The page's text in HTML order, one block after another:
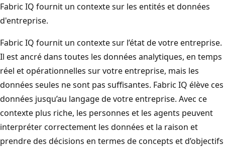
Fabric IQ fournit un contexte sur les entités et données
d'entreprise.
Fabric IQ fournit un contexte sur l’état de votre entreprise.
Il est ancré dans toutes les données analytiques, en temps
réel et opérationnelles sur votre entreprise, mais les
données seules ne sont pas suffisantes. Fabric IQ élève ces
données jusqu’au langage de votre entreprise. Avec ce
contexte plus riche, les personnes et les agents peuvent
interpréter correctement les données et la raison et
prendre des décisions en termes de concepts et d’objectifs